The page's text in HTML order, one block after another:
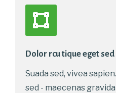
Dolor rcu tique eget sed
Suada sed, vivea
sed - maecenas